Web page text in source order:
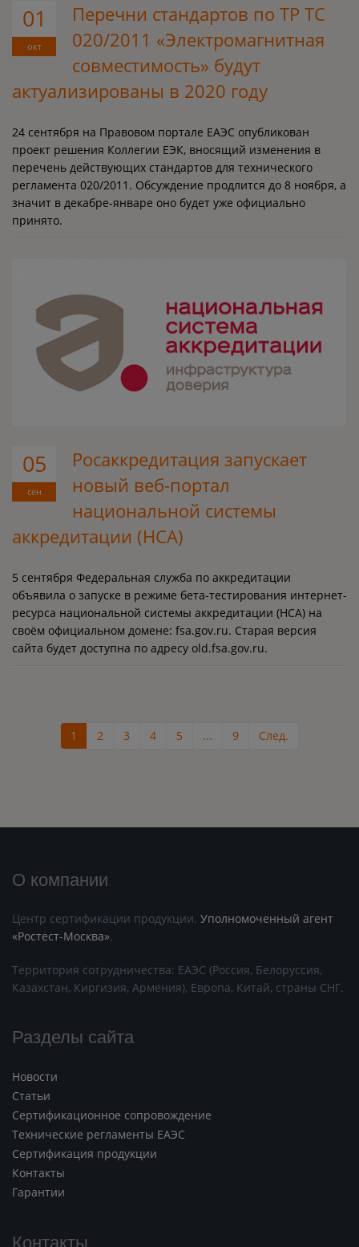
01
окт
Перечни стандартов по ТР ТС
020/2011 «Электромагнитная
совместимость» будут
актуализированы в 2020 году
24 сентября на Правовом портале ЕАЭС опубликован
проект решения Коллегии ЕЭК, вносящий изменения в
перечень действующих стандартов для технического
регламента 020/2011. Обсуждение продлится до 8 ноября, а
значит в декабре-январе оно будет уже официально
принято.
05
сен
Росаккредитация запускает
новый веб-портал
национальной системы
аккредитации (НСА)
5 сентября Федеральная служба по аккредитации
объявила о запуске в режиме бета-тестирования интернет-
ресурса национальной системы аккредитации (НСА) на
своём официальном домене: fsa.gov.ru. Старая версия
сайта будет доступна по адресу old.fsa.gov.ru.
1 2 3 4 5 ... 9 След.
О компании
Центр сертификации продукции. Уполномоченный агент
«Ростест-Москва».
Территория сотрудничества: ЕАЭС (Россия, Белоруссия,
Казахстан, Киргизия, Армения), Европа, Китай, страны СНГ.
Разделы сайта
Новости
Статьи
Сертификационное сопровождение
Технические регламенты ЕАЭС
Сертификация продукции
Контакты
Гарантии
Контакты